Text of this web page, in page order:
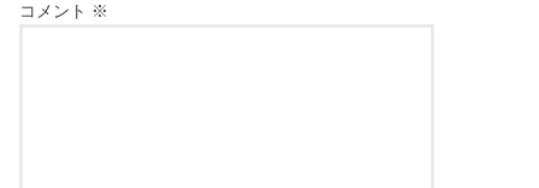
コメント ※